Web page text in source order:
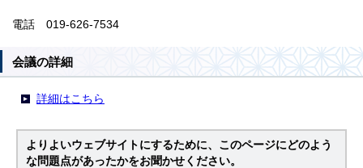
電話 019-626-7534
会議の詳細
詳細はこちら
よりよいウェブサイトにするために、このページにどのよう
な問題点があったかをお聞かせください。